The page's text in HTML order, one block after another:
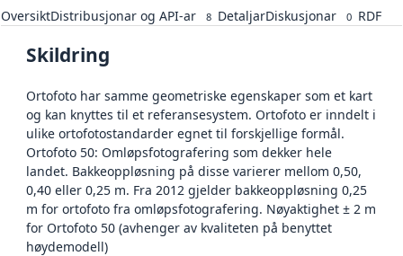
OversiktDistribusjonar og API-ar 8 DetaljarDiskusjonar 0 RDF
Skildring
Ortofoto har samme geometriske egenskaper som et kart
og kan knyttes til et referansesystem. Ortofoto er inndelt i
ulike ortofotostandarder egnet til forskjellige formål.
Ortofoto 50: Omløpsfotografering som dekker hele
landet. Bakkeoppløsning på disse varierer mellom 0,50,
0,40 eller 0,25 m. Fra 2012 gjelder bakkeoppløsning 0,25
m for ortofoto fra omløpsfotografering. Nøyaktighet ± 2 m
for Ortofoto 50 (avhenger av kvaliteten på benyttet
høydemodell)